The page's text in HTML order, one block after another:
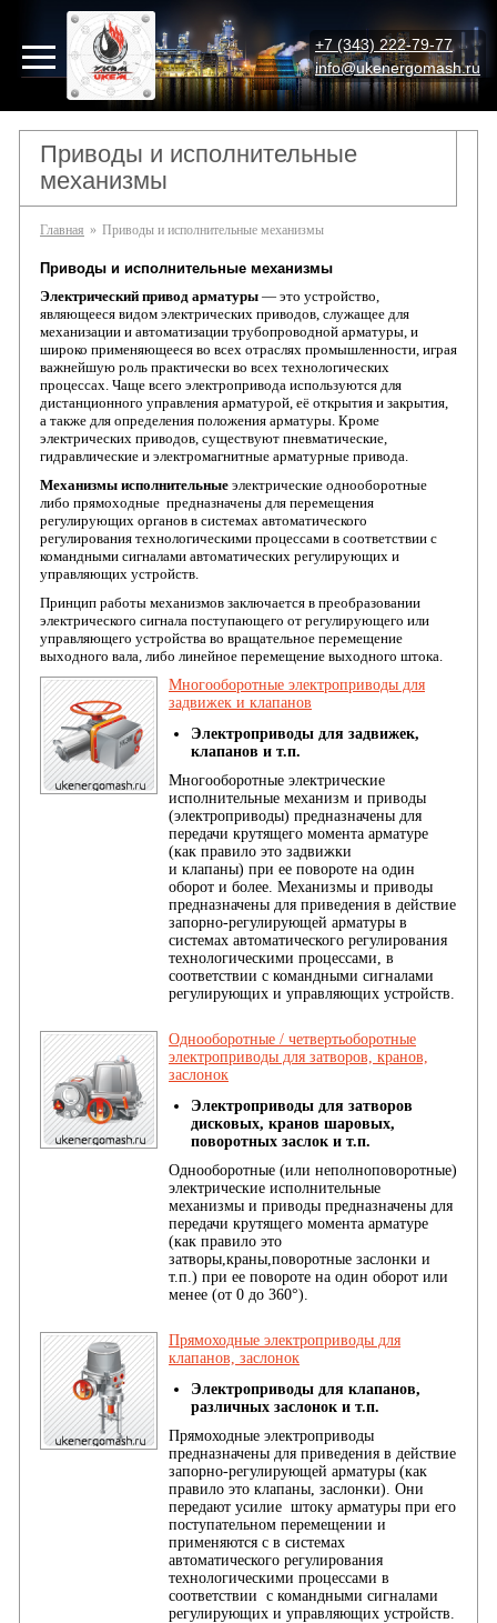
+7 (343) 222-79-77
info@ukenergomash.ru
Приводы и исполнительные
механизмы
Главная » Приводы и исполнительные механизмы
Приводы и исполнительные механизмы
Электрический привод арматуры — это устройство,
являющееся видом электрических приводов, служащее для
механизации и автоматизации трубопроводной арматуры, и
широко применяющееся во всех отраслях промышленности, играя
важнейшую роль практически во всех технологических
процессах. Чаще всего электропривода используются для
дистанционного управления арматурой, еë открытия и закрытия,
а также для определения положения арматуры. Кроме
электрических приводов, существуют пневматические,
гидравлические и электромагнитные арматурные привода.
Механизмы исполнительные электрические однооборотные
либо прямоходные предназначены для перемещения
регулирующих органов в системах автоматического
регулирования технологическими процессами в соответствии с
командными сигналами автоматических регулирующих и
управляющих устройств.
Принцип работы механизмов заключается в преобразовании
электрического сигнала поступающего от регулирующего или
управляющего устройства во вращательное перемещение
выходного вала, либо линейное перемещение выходного штока.
Многооборотные электроприводы для
задвижек и клапанов
Электроприводы для задвижек,
клапанов и т.п.
Многооборотные электрические
исполнительные механизм и приводы
(электроприводы) предназначены для
передачи крутящего момента арматуре
(как правило это задвижки
и клапаны) при ее повороте на один
оборот и более. Механизмы и приводы
предназначены для приведения в действие
запорно-регулирующей арматуры в
системах автоматического регулирования
технологическими процессами, в
соответствии с командными сигналами
регулирующих и управляющих устройств.
Однооборотные / четвертьоборотные
электроприводы для затворов, кранов,
заслонок
Электроприводы для затворов
дисковых, кранов шаровых,
поворотных заслок и т.п.
Однооборотные (или неполноповоротные)
электрические исполнительные
механизмы и приводы предназначены для
передачи крутящего момента арматуре
(как правило это
затворы,краны,поворотные заслонки и
т.п.) при ее повороте на один оборот или
менее (от 0 до 360°).
Прямоходные электроприводы для
клапанов, заслонок
Электроприводы для клапанов,
различных заслонок и т.п.
Прямоходные электроприводы
предназначены для приведения в действие
запорно-регулирующей арматуры (как
правило это клапаны, заслонки). Они
передают усилие штоку арматуры при его
поступательном перемещении и
применяются с в системах
автоматического регулирования
технологическими процессами в
соответствии с командными сигналами
регулирующих и управляющих устройств.